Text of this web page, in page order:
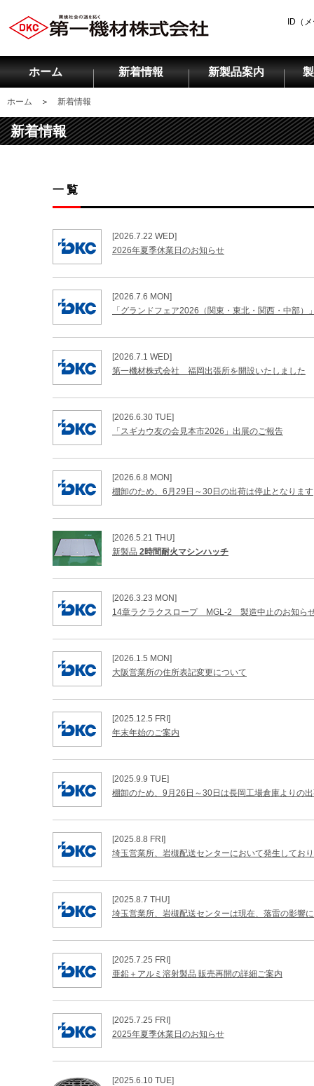
ID（
ホーム 新着情報 新製品案内
ホーム ＞ 新着情報
新着情報
一 覧
[2026.7.22 WED]
2026年夏季休業日のお知らせ
[2026.7.6 MON]
「グランドフェア2026（関東・東北・関西・中部）
[2026.7.1 WED]
第一機材株式会社 福岡出張所を開設いたしました
[2026.6.30 TUE]
「スギカウ友の会見本市2026」出展のご報告
[2026.6.8 MON]
棚卸のため、6月29日～30日の出荷は停止となります
[2026.5.21 THU]
新製品 2時間耐火マシンハッチ
[2026.3.23 MON]
14章ラクラクスロープ MGL-2 製造中止のお知ら
[2026.1.5 MON]
大阪営業所の住所表記変更について
[2025.12.5 FRI]
年末年始のご案内
[2025.9.9 TUE]
棚卸のため、9月26日～30日は長岡工場倉庫よりの
[2025.8.8 FRI]
埼玉営業所、岩槻配送センターにおいて発生してお
[2025.8.7 THU]
埼玉営業所、岩槻配送センターは現在、落雷の影響
[2025.7.25 FRI]
亜鉛＋アルミ溶射製品 販売再開の詳細ご案内
[2025.7.25 FRI]
2025年夏季休業日のお知らせ
[2025.6.10 TUE]